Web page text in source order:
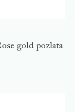
gold pozlata